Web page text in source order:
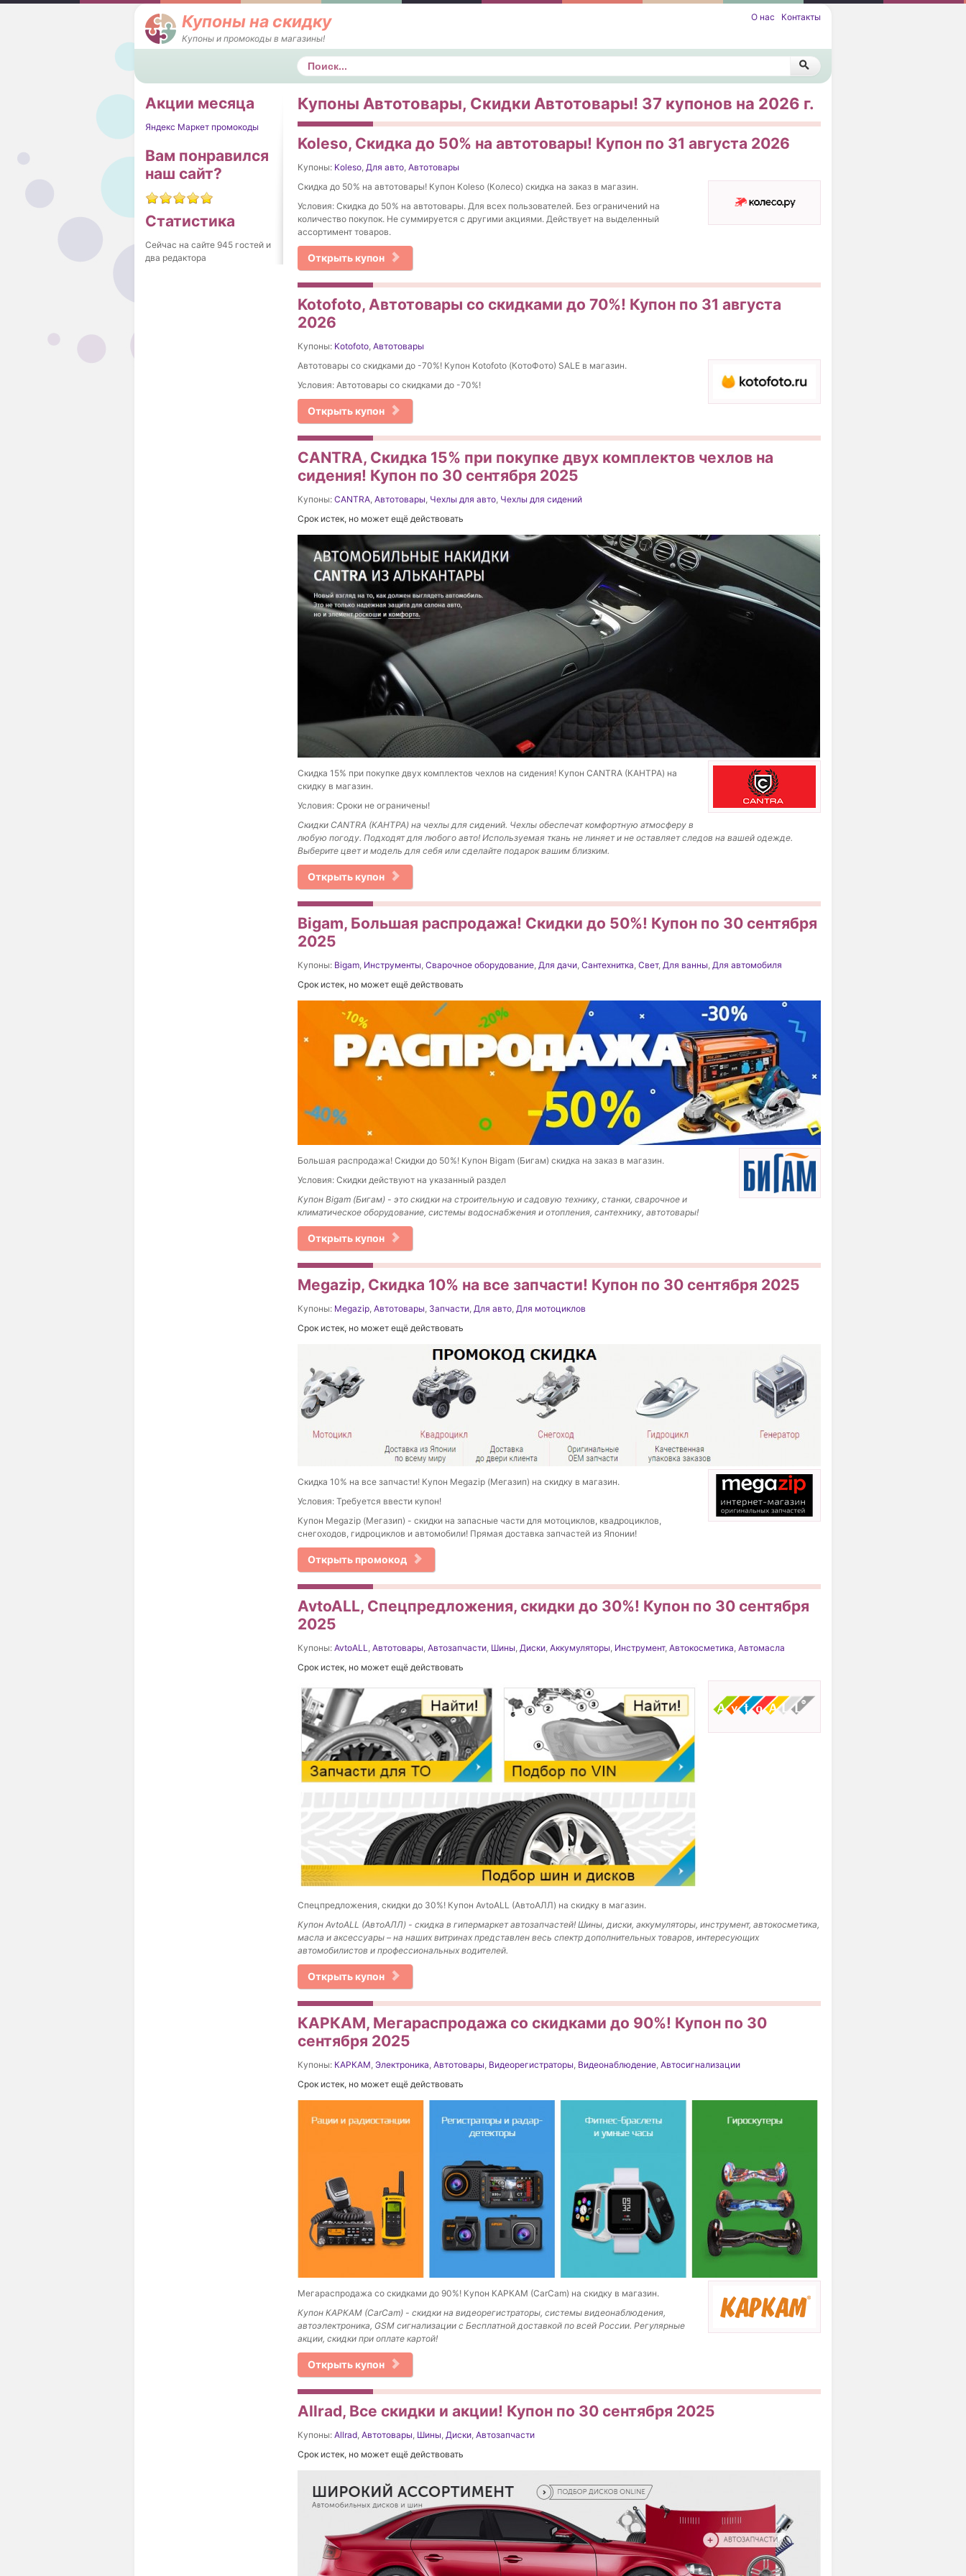
Купоны на скидку
Купоны и промокоды в магазины!
О нас Контакты
Поиск
Акции месяца
Яндекс Маркет промокоды
Вам понравился
наш сайт?
Статистика
Сейчас на сайте 945 гостей и
два редактора
Купоны Автотовары, Скидки Автотовары! 37 купонов на 2026 г.
Koleso, Скидка до 50% на автотовары! Купон по 31 августа 2026
Купоны: Koleso, Для авто, Автотовары
Скидка до 50% на автотовары! Купон Koleso (Колесо) скидка на заказ в магазин.
Условия: Скидка до 50% на автотовары. Для всех пользователей. Без ограничений на
количество покупок. Не суммируется с другими акциями. Действует на выделенный
ассортимент товаров.
Открыть купон
Kotofoto, Автотовары со скидками до 70%! Купон по 31 августа
2026
Купоны: Kotofoto, Автотовары
Автотовары со скидками до -70%! Купон Kotofoto (КотоФото) SALE в магазин.
Условия: Автотовары со скидками до -70%!
Открыть купон
CANTRA, Скидка 15% при покупке двух комплектов чехлов на
сидения! Купон по 30 сентября 2025
Купоны: CANTRA, Автотовары, Чехлы для авто, Чехлы для сидений
Срок истек, но может ещё действовать
Скидка 15% при покупке двух комплектов чехлов на сидения! Купон CANTRA (КАНТРА) на
скидку в магазин.
Условия: Сроки не ограничены!
Скидки CANTRA (КАНТРА) на чехлы для сидений. Чехлы обеспечат комфортную атмосферу в
любую погоду. Подходят для любого авто! Используемая ткань не линяет и не оставляет следов на вашей одежде.
Выберите цвети модель для себя или сделайте подарок вашим близким.
Открыть купон
Bigam, Большая распродажа! Скидки до 50%! Купон по 30 сентября
2025
Купоны: Bigam, Инструменты, Сварочное оборудование, Для дачи, Сантехнитка, Свет, Для ванны, Для автомобиля
Срок истек, но может ещё действовать
Большая распродажа! Скидки до 50%! Купон Bigam (Бигам) скидка на заказ в магазин.
Условия: Скидки действуют на указанный раздел
Купон Bigam (Бигам) - это скидки на строительную и садовую технику, станки, сварочное и
климатическое оборудование, системы водоснабжения и отопления, сантехнику, автотовары!
Открыть купон
Megazip, Скидка 10% на все запчасти! Купон по 30 сентября 2025
Купоны: Megazip, Автотовары, Запчасти, Для авто, Для мотоциклов
Срок истек, но может ещё действовать
Скидка 10% на все запчасти! Купон Megazip (Мегазип) на скидку в магазин.
Условия: Требуется ввести купон!
Купон Megazip (Мегазип) - скидки на запасные части для мотоциклов, квадроциклов,
снегоходов, гидроциклов и автомобили! Прямая доставка запчастей из Японии!
Открыть промокод
AvtoALL, Спецпредложения, скидки до 30%! Купон по 30 сентября
2025
Купоны: AvtoALL, Автотовары, Автозапчасти, Шины, Диски, Аккумуляторы, Инструмент, Автокосметика, Автомасла
Срок истек, но может ещё действовать
Спецпредложения, скидки до 30%! Купон AvtoALL (АвтоАЛЛ) на скидку в магазин.
Купон AvtoALL (АвтоАЛЛ) - скидка в гипермаркет автозапчастей! Шины, диски, аккумуляторы, инструмент, автокосметика,
масла и аксессуары – на наших витринах представлен весь спектр дополнительных товаров, интересующих
автомобилистов и профессиональных водителей.
Открыть купон
КАРКАМ, Мегараспродажа со скидками до 90%! Купон по 30
сентября 2025
Купоны: КАРКАМ Электроника Автотовары Видеорегистраторы Видеонаблюдение, Автосигнализации
Срок истек, но может ещё действовать
Мегараспродажа со скидками до 90%! Купон КАРКАМ (CarCam) на скидку в магазин.
Купон КАРКАМ (CarCam) - скидки на видеорегистраторы, системы видеонаблюдения,
автоэлектроника, GSM сигнализации с Бесплатной доставкой по всей России. Регулярные
акции, скидки при оплате картой!
Открыть купон
Allrad, Все скидки и акции! Купон по 30 сентября 2025
Купоны: Allrad, Автотовары Шины Диски, Автозапчасти
Срок истек, но может ещё действовать